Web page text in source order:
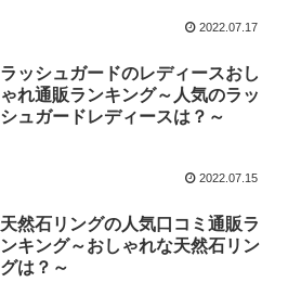
2022.07.17
ラッシュガードのレディースおし
ゃれ通販ランキング～人気のラッ
シュガードレディースは？～
2022.07.15
天然石リングの人気口コミ通販ラ
ンキング～おしゃれな天然石リン
グは？～